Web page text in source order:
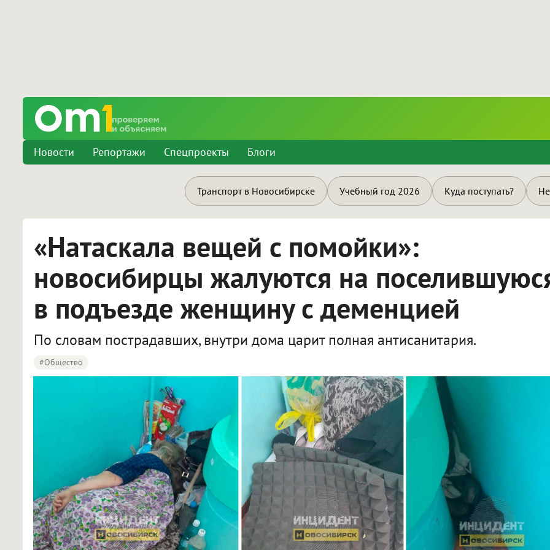
Новости Репортажи Спецпроекты Блоги
Транспорт в Новосибирске Учебный год 2026 Куда поступать?
«Натаскала вещей с помойки»:
новосибирцы жалуются на
в подъезде женщину с деменцией
По словам пострадавших, внутри дома царит полная антисанитария.
#Общество